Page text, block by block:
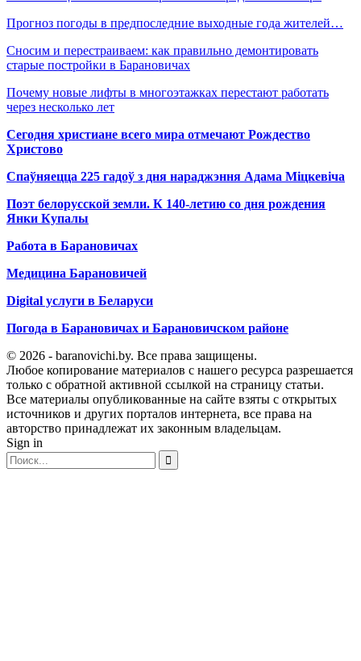
Прогноз погоды в предпоследние выходные года жителей…
Сносим и перестраиваем: как правильно демонтировать
старые постройки в Барановичах
Почему новые лифты в многоэтажках перестают работать
через несколько лет
Сегодня христиане всего мира отмечают Рождество
Христово
Спаўняецца 225 гадоў з дня нараджэння Адама Міцкевіча
Поэт белорусской земли. К 140-летию со дня рождения
Янки Купалы
Работа в Барановичах
Медицина Барановичей
Digital услуги в Беларуси
Погода в Барановичах и Барановичском районе
© 2026 - baranovichi.by. Все права защищены.
Любое копирование материалов с нашего ресурса разрешается
только с обратной активной ссылкой на страницу статьи.
Все материалы опубликованные на сайте взяты с открытых
источников и других порталов интернета, все права на
авторство принадлежат их законным владельцам.
Sign in